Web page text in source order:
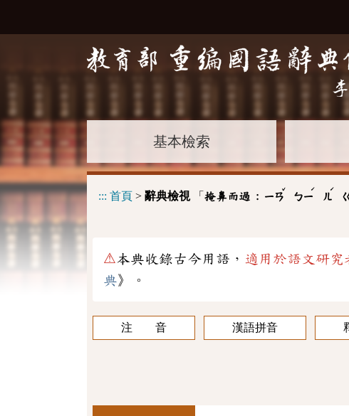
基本檢索
::: 首頁 > 辭典檢視「 掩鼻而過 : ㄧㄢ
ˇ
ㄅㄧ
ˊ
ㄦ
ˊ
⚠本典收錄古今用語， 適用於語文研究
典》。
注 音 漢語拼音